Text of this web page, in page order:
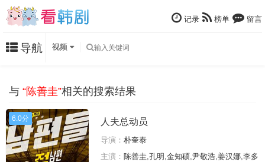
记录 榜单 留言
导航 视频
与 “陈善圭”相关的搜索结果
6.0分 人夫总动员
导演： 朴奎泰
主演： 陈善圭,孔明,金知硕,尹敬浩,姜汉娜,李多